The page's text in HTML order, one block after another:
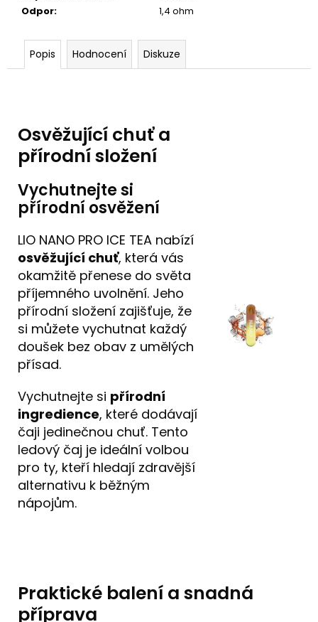
Odpor: 1,4 ohm
Popis Hodnocení Diskuze
Osvěžující chuť a
přírodní složení
Vychutnejte si
přírodní osvěžení
LIO NANO PRO ICE TEA nabízí
osvěžující chuť, která vás
okamžitě přenese do světa
příjemného uvolnění. Jeho
přírodní složení zajišťuje, že
si můžete vychutnat každý
doušek bez obav z umělých
přísad.
Vychutnejte si přírodní
ingredience, které dodávají
čaji jedinečnou chuť. Tento
ledový čaj je ideální volbou
pro ty, kteří hledají zdravější
alternativu k běžným
nápojům.
Praktické balení a snadná
příprava